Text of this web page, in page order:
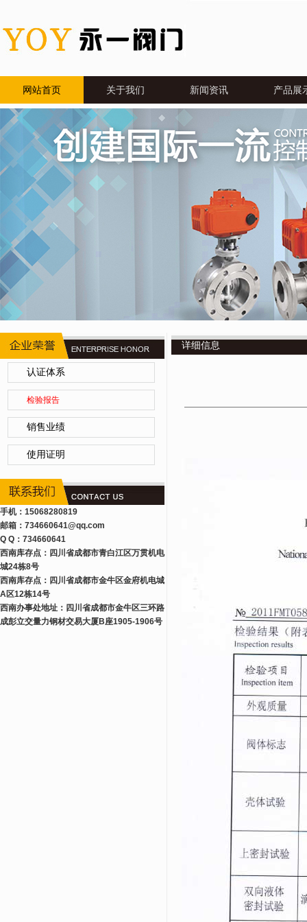
网站首页 关于我们 新闻资讯 产品展
认证体系
检验报告
销售业绩
使用证明
手机：15068280819
邮箱：734660641@qq.com
Q Q：734660641
西南库存点：四川省成都市青白江区万贯机电
城24栋8号
西南库存点：四川省成都市金牛区金府机电城
A区12栋14号
西南办事处地址：四川省成都市金牛区三环路
成彭立交量力钢材交易大厦B座1905-1906号
详细信息